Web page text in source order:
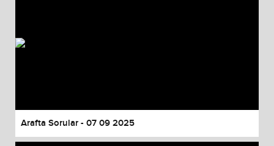
Arafta Sorular - 07 09 2025